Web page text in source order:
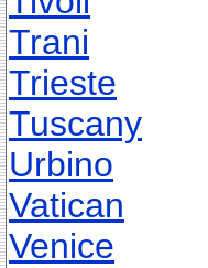
Trani
Trieste
Tuscany
Urbino
Vatican
Venice